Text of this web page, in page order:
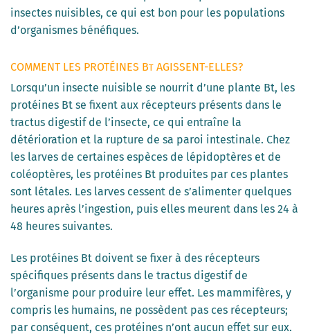
insectes nuisibles, ce qui est bon pour les populations
d’organismes bénéfiques.
COMMENT LES PROTÉINES BT AGISSENT-ELLES?
Lorsqu’un insecte nuisible se nourrit d’une plante Bt, les
protéines Bt se fixent aux récepteurs présents dans le
tractus digestif de l’insecte, ce qui entraîne la
détérioration et la rupture de sa paroi intestinale. Chez
les larves de certaines espèces de lépidoptères et de
coléoptères, les protéines Bt produites par ces plantes
sont létales. Les larves cessent de s’alimenter quelques
heures après l’ingestion, puis elles meurent dans les 24 à
48 heures suivantes.
Les protéines Bt doivent se fixer à des récepteurs
spécifiques présents dans le tractus digestif de
l’organisme pour produire leur effet. Les mammifères, y
compris les humains, ne possèdent pas ces récepteurs;
par conséquent, ces protéines n’ont aucun effet sur eux.